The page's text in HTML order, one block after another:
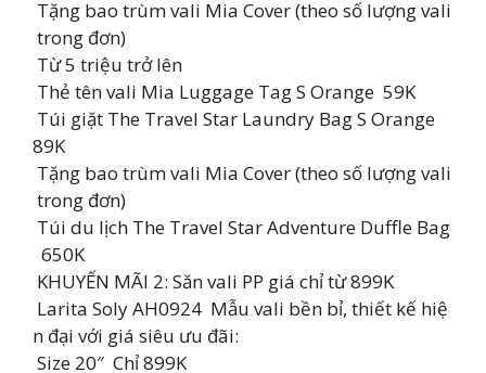
Tặng bao trùm vali Mia Cover (theo số lượng vali
trong đơn)
Từ 5 triệu trở lên
Thẻ tên vali Mia Luggage Tag S Orange 59K
Túi giặt The Travel Star Laundry Bag S Orange
89K
Tặng bao trùm vali Mia Cover (theo số lượng vali
trong đơn)
Túi du lịch The Travel Star Adventure Duffle Bag
650K
KHUYẾN MÃI 2: Săn vali PP giá chỉ từ 899K
Larita Soly AH0924 Mẫu vali bền bỉ, thiết kế hiệ
n đại với giá siêu ưu đãi:
Size 20″ Chỉ 899K